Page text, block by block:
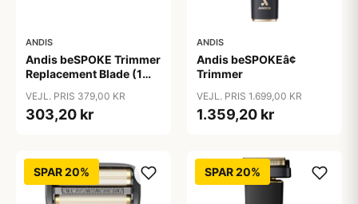
ANDIS
Andis beSPOKE Trimmer
Replacement Blade (1
VEJL. PRIS 379,00 KR
303,20 kr
ANDIS
Andis beSPOKEâ¢
Trimmer
VEJL. PRIS 1.699,00 KR
1.359,20 kr
SPAR 20% SPAR 20%